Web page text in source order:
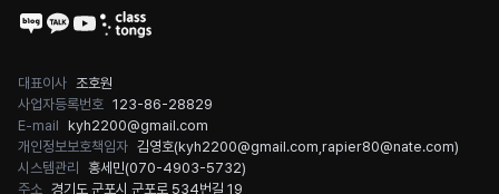
대표이사 조호원
사업자등록번호 123-86-28829
E-mail kyh2200@gmail.com
개인정보보호책임자 김영호(kyh2200@gmail.com rapier80@nate.com)
시스템관리
홍세민(070-4903-5732)
주소 경기도 군포시 군포로 534번길 19